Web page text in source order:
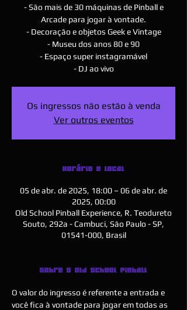
- São mais de 30 máquinas de Pinball e
Arcade para jogar à vontade.
- Decoração e objetos Geek e Vintage
- Museu dos anos 80 e 90
- Espaço super instagramável
- DJ ao vivo
Os ingressos não estão à venda
Ver outros eventos
Horário e local
05 de abr. de 2025, 18:00 – 06 de abr. de
2025, 00:00
Old School Pinball Experience, R. Teodureto
Souto, 292a - Cambuci, São Paulo - SP,
01541-000, Brasil
Sobre o Old School Pinball
O valor do ingresso é referente a entrada e
você fica à vontade para jogar em todas as